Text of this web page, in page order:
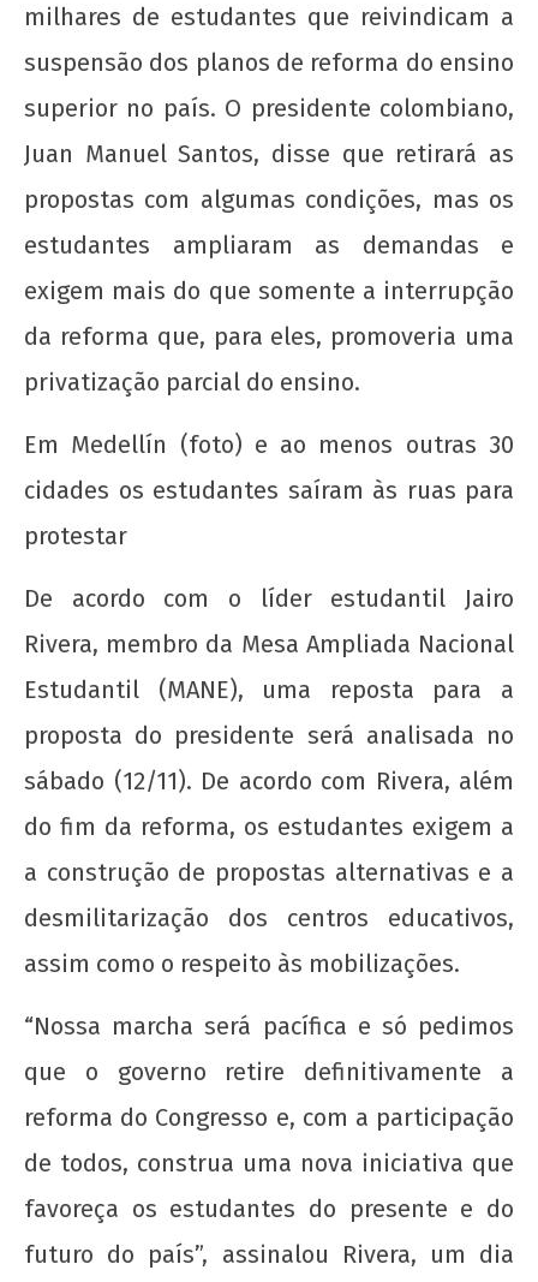
NOW VIEWING
Estudantes colombianos tomam as ruas e
freiam reforma do ensino superior (2)
22 de
agosto
de
2012
admin
A Munição da Direita Não é Travesti
agosto
2012
wp-
admin
22 de
de
2012
wp-
admin
milhares de estudantes que reivindicam a
suspensão dos planos de reforma do ensino
superior no país. O presidente colombiano,
Juan Manuel Santos, disse que retirará as
propostas com algumas condições, mas os
estudantes ampliaram as demandas e
exigem mais do que somente a interrupção
da reforma que, para eles, promoveria uma
privatização parcial do ensino.
Em Medellín (foto) e ao menos outras 30
cidades os estudantes saíram às ruas para
protestar
De acordo com o líder estudantil Jairo
Rivera, membro da Mesa Ampliada Nacional
Estudantil (MANE), uma reposta para a
proposta do presidente será analisada no
sábado (12/11). De acordo com Rivera, além
do fim da reforma, os estudantes exigem a
a construção de propostas alternativas e a
desmilitarização dos centros educativos,
assim como o respeito às mobilizações.
“Nossa marcha será pacífica e só pedimos
que o governo retire definitivamente a
reforma do Congresso e, com a participação
de todos, construa uma nova iniciativa que
favoreça os estudantes do presente e do
futuro do país”, assinalou Rivera, um dia